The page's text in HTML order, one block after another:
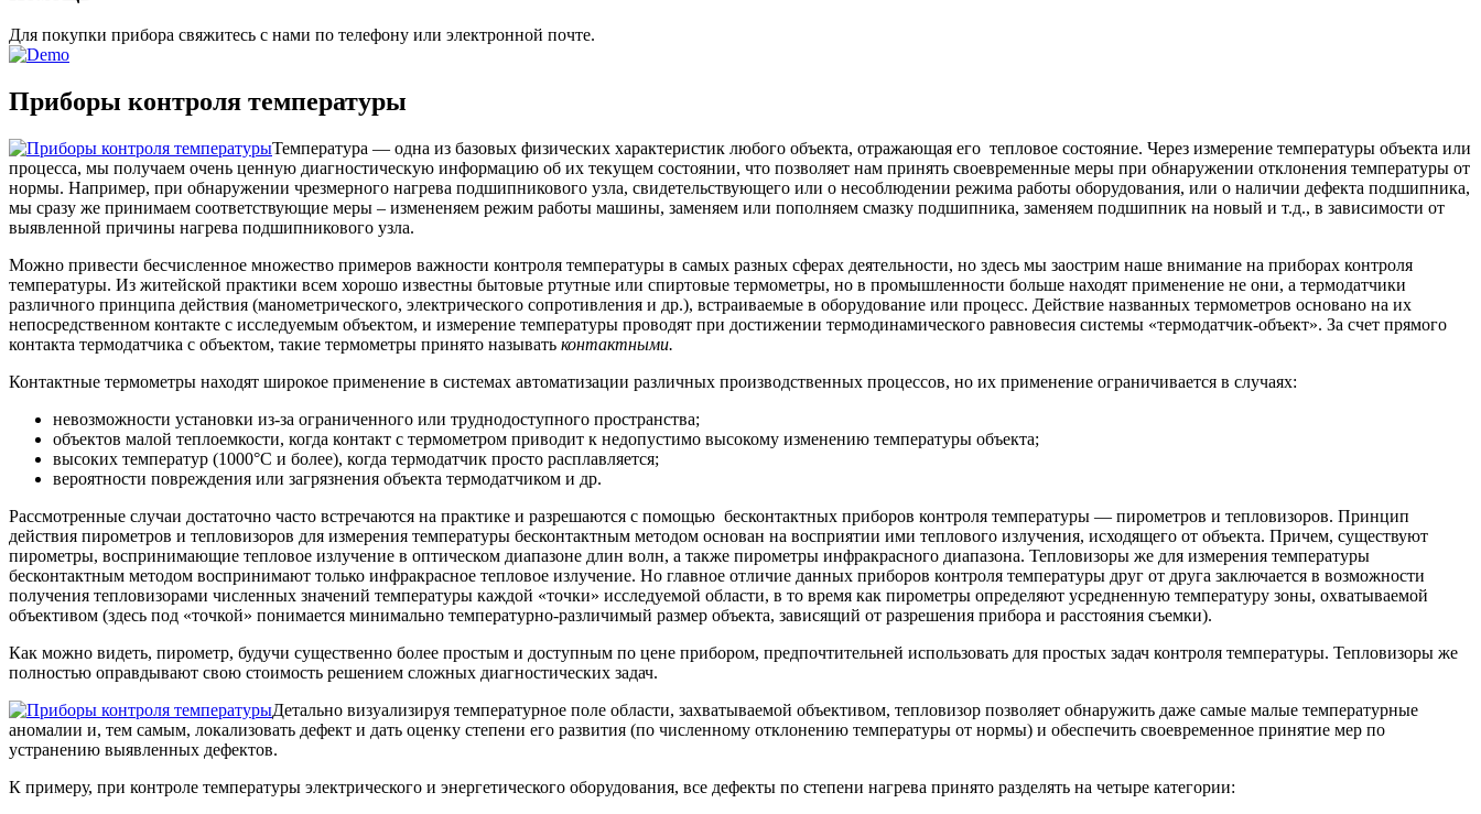
Для покупки прибора свяжитесь с нами по телефону или электронной почте.
Приборы контроля температуры
Температура — одна из базовых физических характеристик любого объекта, отражающая его тепловое состояние. Через измерение температуры объекта или
процесса, мы получаем очень ценную диагностическую информацию об их текущем состоянии, что позволяет нам принять своевременные меры при обнаружении отклонения температуры от
нормы. Например, при обнаружении чрезмерного нагрева подшипникового узла, свидетельствующего или о несоблюдении режима работы оборудования, или о наличии дефекта подшипника,
мы сразу же принимаем соответствующие меры – измененяем режим работы машины, заменяем или пополняем смазку подшипника, заменяем подшипник на новый и т.д., в зависимости от
выявленной причины нагрева подшипникового узла.
Можно привести бесчисленное множество примеров важности контроля температуры в самых разных сферах деятельности, но здесь мы заострим наше внимание на приборах контроля
температуры. Из житейской практики всем хорошо известны бытовые ртутные или спиртовые термометры, но в промышленности больше находят применение не они, а термодатчики
различного принципа действия (манометрического, электрического сопротивления и др.), встраиваемые в оборудование или процесс. Действие названных термометров основано на их
непосредственном контакте с исследуемым объектом, и измерение температуры проводят при достижении термодинамического равновесия системы «термодатчик-объект». За счет прямого
контакта термодатчика с объектом, такие термометры принято называть контактными.
Контактные термометры находят широкое применение в системах автоматизации различных производственных процессов, но их применение ограничивается в случаях:
невозможности установки из-за ограниченного или труднодоступного пространства;
объектов малой теплоемкости, когда контакт с термометром приводит к недопустимо высокому изменению температуры объекта;
высоких температур (1000°С и более), когда термодатчик просто расплавляется;
вероятности повреждения или загрязнения объекта термодатчиком и др.
Рассмотренные случаи достаточно часто встречаются на практике и разрешаются с помощью бесконтактных приборов контроля температуры — пирометров и тепловизоров. Принцип
действия пирометров и тепловизоров для измерения температуры бесконтактным методом основан на восприятии ими теплового излучения, исходящего от объекта. Причем, существуют
пирометры, воспринимающие тепловое излучение в оптическом диапазоне длин волн, а также пирометры инфракрасного диапазона. Тепловизоры же для измерения температуры
бесконтактным методом воспринимают только инфракрасное тепловое излучение. Но главное отличие данных приборов контроля температуры друг от друга заключается в возможности
получения тепловизорами численных значений температуры каждой «точки» исследуемой области, в то время как пирометры определяют усредненную температуру зоны, охватываемой
объективом (здесь под «точкой» понимается минимально температурно-различимый размер объекта, зависящий от разрешения прибора и расстояния съемки).
Как можно видеть, пирометр, будучи существенно более простым и доступным по цене прибором, предпочтительней использовать для простых задач контроля температуры. Тепловизоры же
полностью оправдывают свою стоимость решением сложных диагностических задач.
Детально визуализируя температурное поле области, захватываемой объективом, тепловизор позволяет обнаружить даже самые малые температурные
аномалии и, тем самым, локализовать дефект и дать оценку степени его развития (по численному отклонению температуры от нормы) и обеспечить своевременное принятие мер по
устранению выявленных дефектов.
К примеру, при контроле температуры электрического и энергетического оборудования, все дефекты по степени нагрева принято разделять на четыре категории: